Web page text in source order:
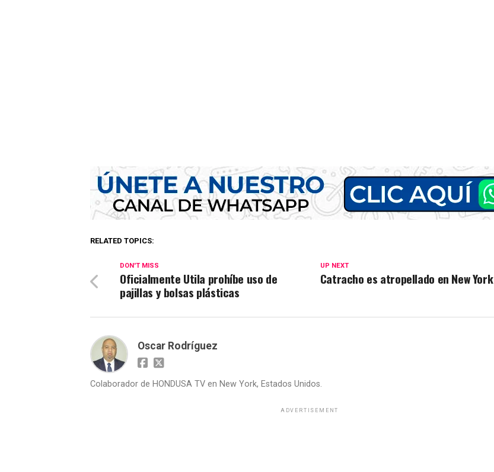
RELATED TOPICS:
UP NEXT
Catracho es atropellado en New York
DON'T MISS
Oficialmente Utila prohíbe uso de
pajillas y bolsas plásticas
Oscar Rodríguez
Colaborador de HONDUSA TV en New York, Estados Unidos.
ADVERTISEMENT